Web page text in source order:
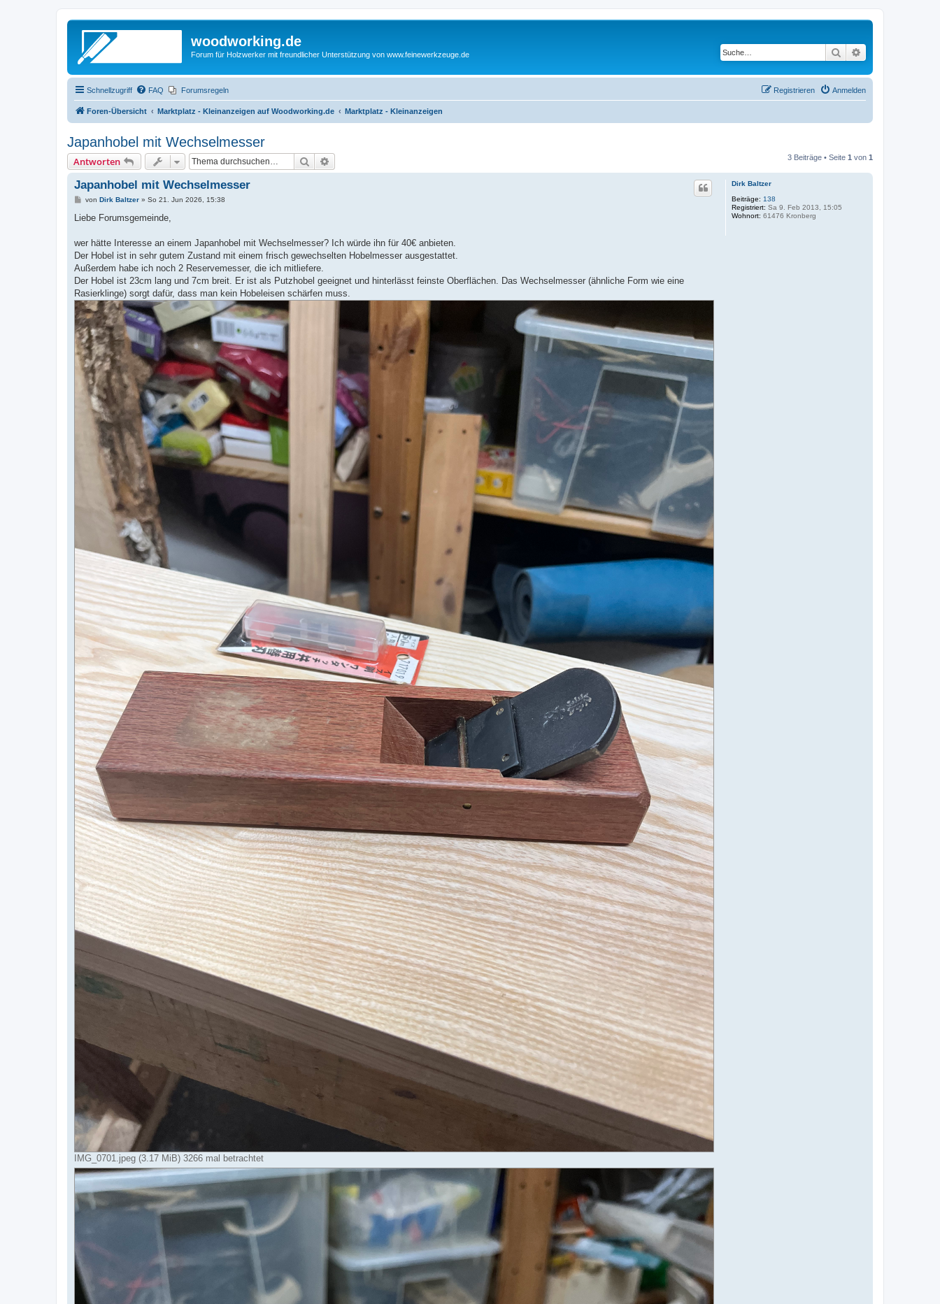
woodworking.de
Forum für Holzwerker mit freundlicher Unterstützung von www.feinewerkzeuge.de Suche
Schnellzugriff FAQ Forumsregeln Anmelden
Registrieren
Foren-Übersicht Marktplatz - Kleinanzeigen auf Woodworking.de Marktplatz - Kleinanzeigen
Japanhobel mit Wechselmesser
Antworten Suche 3 Beiträge • Seite 1 von 1
Dirk Baltzer
Beiträge: 138
Registriert: Sa 9. Feb 2013, 15:05
Wohnort: 61476 Kronberg
Japanhobel mit Wechselmesser
B
i
a
von Dirk Baltzer» So 21. Jun 2026, 15:38
Liebe Forumsgemeinde,
wer hätte Interesse an einem Japanhobel mit Wechselmesser? Ich würde ihn für 40€ anbieten.
Der Hobel ist in sehr gutem Zustand mit einem frisch gewechselten Hobelmesser ausgestattet.
Außerdem habe ich noch 2 Reservemesser, die ich mitliefere.
Der Hobel ist 23cm lang und 7cm breit. Er ist als Putzhobel geeignet und hinterlässt feinste Oberflächen. Das Wechselmesser (ähnliche Form wie eine
Rasierklinge) sorgt dafür, dass man kein Hobeleisen schärfen muss.
IMG_0701.jpeg (3.17 MiB) 3266 mal betrachtet